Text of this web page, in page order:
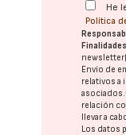
He
Política
Envío de
relativos a
asociados.
relación
llevar a
Los datos